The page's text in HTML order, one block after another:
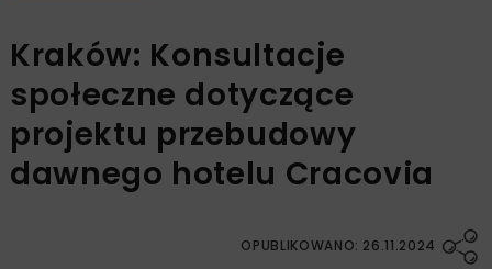
Kraków: Konsultacje
społeczne dotyczące
projektu przebudowy
dawnego hotelu Cracovia
OPUBLIKOWANO: 26.11.2024